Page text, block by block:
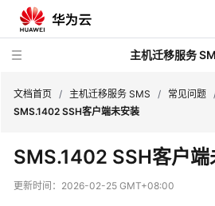
主机迁移服务
新
动
文档首页 / 主机迁移服务 SMS / 常见问题
SMS.1402 SSH客户端未安装
SMS.1402 SSH客户端
更新时间： 2026-02-25 GMT+08:00